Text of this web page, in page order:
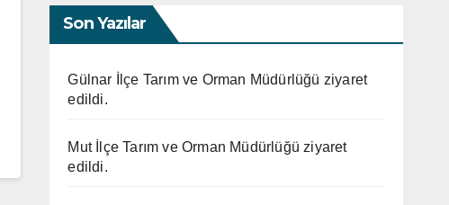
Son Yazılar
Gülnar İlçe Tarım ve Orman Müdürlüğü ziyaret
edildi.
Mut İlçe Tarım ve Orman Müdürlüğü ziyaret
edildi.